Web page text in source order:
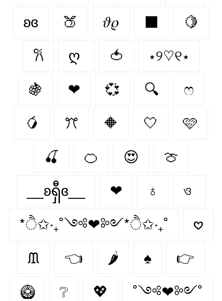
ʚɞ 🍑 𝜗𝜚 🍋
𐙚 ღ 🍅 ⋆୨♡୧⋆
🍇 ❤︎ 💞 🔍 ෆ
🥭 ꔫ 🔶 🤍 🩷
🍒 🍊 😍 🍈
__ʚရှီɞ__ ❤ ♁ ও
*ੈ✩‧₊˚༺❤︎༻*ੈ✩‧₊˚ 𖹭
ᙢ 👈 🌶️ ♠ 👉
🥝 ❔ 💖 ˚༺❤︎༻˚